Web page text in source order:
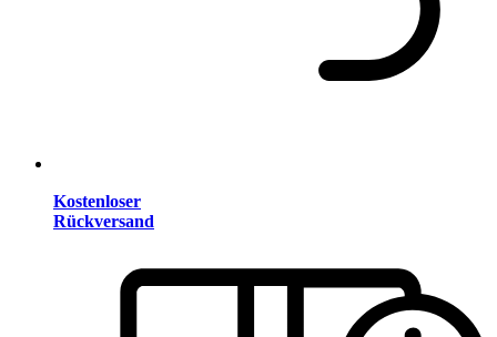
Kostenloser
Rückversand